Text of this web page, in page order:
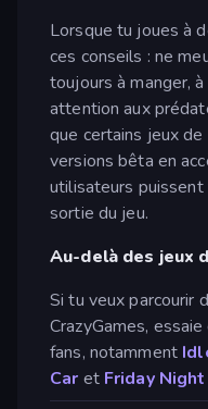
Lorsque tu joues à
ces conseils : ne
toujours à manger,
attention aux
que certains jeux
versions bêta en
utilisateurs
sortie du jeu.
Au-delà des jeux
Si tu veux parcourir
CrazyGames,
fans, notamment
Car et Friday Night